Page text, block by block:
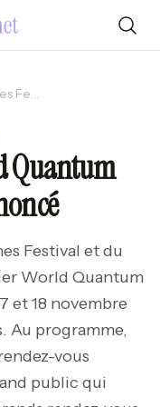
Technologies : le World Quantum Cannes Festival est annoncé
Quantum
Festival et du
World Quantum
et 18 novembre
Au programme,
vous
public qui